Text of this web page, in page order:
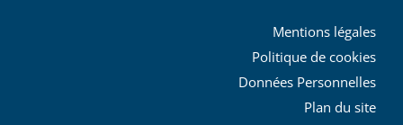
Mentions légales
Politique de cookies
Données Personnelles
Plan du site